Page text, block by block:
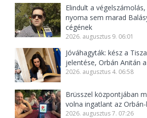
Elindult a
nyoma sem marad
cégének
2026. augusztus 9. 06:01
Jóváhagyták: kész a
jelentése, Orbán Anitán
2026. augusztus 4. 06:58
Brüsszel központjában
volna ingatlant az
2026. augusztus 7. 07:26